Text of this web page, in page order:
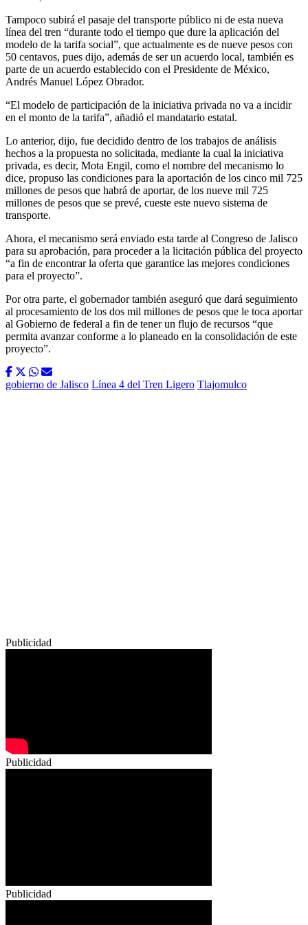
Tampoco subirá el pasaje del transporte público ni de esta nueva
línea del tren “durante todo el tiempo que dure la aplicación del
modelo de la tarifa social”, que actualmente es de nueve pesos con
50 centavos, pues dijo, además de ser un acuerdo local, también es
parte de un acuerdo establecido con el Presidente de México,
Andrés Manuel López Obrador.
“El modelo de participación de la iniciativa privada no va a incidir
en el monto de la tarifa”, añadió el mandatario estatal.
Lo anterior, dijo, fue decidido dentro de los trabajos de análisis
hechos a la propuesta no solicitada, mediante la cual la iniciativa
privada, es decir, Mota Engil, como el nombre del mecanismo lo
dice, propuso las condiciones para la aportación de los cinco mil 725
millones de pesos que habrá de aportar, de los nueve mil 725
millones de pesos que se prevé, cueste este nuevo sistema de
transporte.
Ahora, el mecanismo será enviado esta tarde al Congreso de Jalisco
para su aprobación, para proceder a la licitación pública del proyecto
“a fin de encontrar la oferta que garantice las mejores condiciones
para el proyecto”.
Por otra parte, el gobernador también aseguró que dará seguimiento
al procesamiento de los dos mil millones de pesos que le toca aportar
al Gobierno de federal a fin de tener un flujo de recursos “que
permita avanzar conforme a lo planeado en la consolidación de este
proyecto”.
gobierno de Jalisco Línea 4 del Tren Ligero Tlajomulco
Publicidad
Publicidad
Publicidad